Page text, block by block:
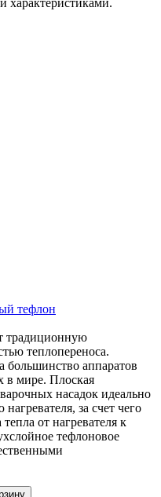
тефлон
традиционную
теплопереноса.
большинство аппаратов
в мире. Плоская
насадок идеально
за счет чего
от нагревателя к
тефлоновое